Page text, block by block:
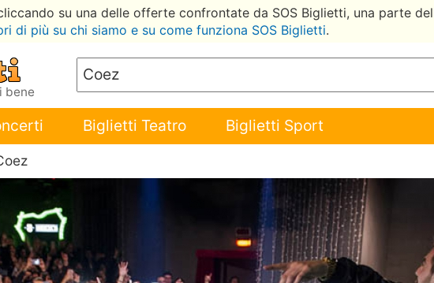
su una delle offerte confrontate da SOS Biglietti, una parte
di più su chi siamo e su come funziona SOS Biglietti.
bene
Biglietti Teatro Biglietti Sport